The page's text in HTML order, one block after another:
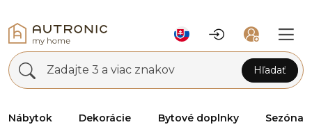
Zadajte 3 a viac znakov Hľadať
Nábytok Dekorácie Bytové doplnky Sezóna